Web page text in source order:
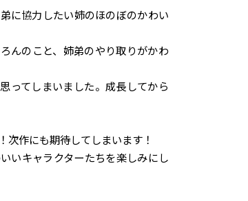
に協力したい姉のほのぼのかわい
んのこと、姉弟のやり取りがかわ
ってしまいました。成長してから
次作にも期待してしまいます！
いキャラクターたちを楽しみにし